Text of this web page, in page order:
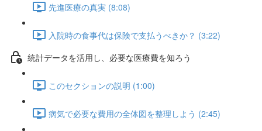
先進医療の真実 (8:08)
入院時の食事代は保険で支払うべきか？ (3:22)
統計データを活用し、必要な医療費を知ろう
このセクションの説明 (1:00)
病気で必要な費用の全体図を整理しよう (2:45)